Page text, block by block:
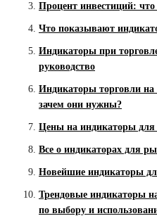
Процент инвестиций: что
Что показывают
Индикаторы при
руководство
Индикаторы торговли на
зачем они нужны?
Цены на индикаторы для
Все о индикаторах для
Новейшие индикаторы
Трендовые индикаторы
по выбору и